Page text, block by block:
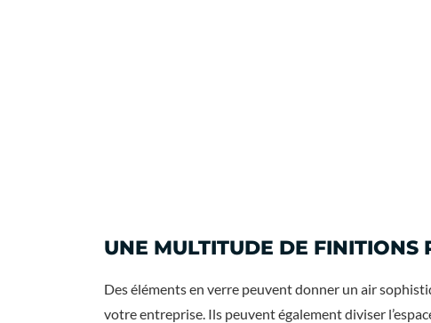
UNE MULTITUDE DE FINITIONS
Des éléments en verre peuvent donner un air
votre entreprise. Ils peuvent également diviser